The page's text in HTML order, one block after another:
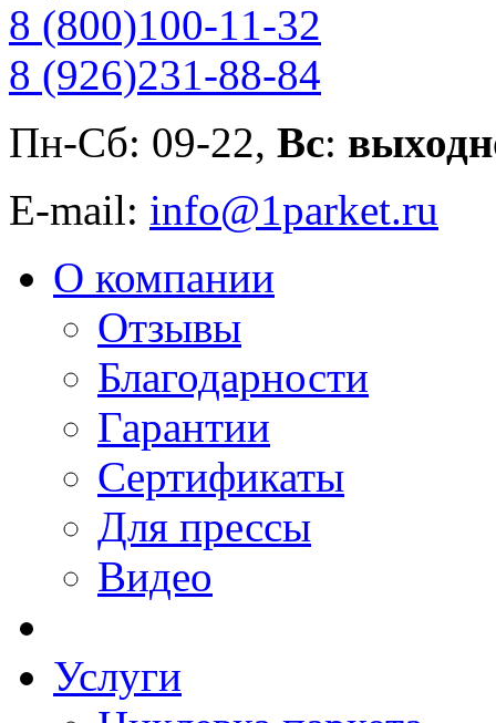
8 (800)100-11-32
8 (926)231-88-84
Пн-Сб: 09-22, Вс:
E-mail: info@1parket.ru
О компании
Отзывы
Благодарности
Гарантии
Сертификаты
Для прессы
Видео
Услуги